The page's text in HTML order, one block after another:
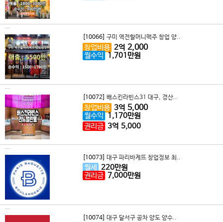
[10066] 구미 역전할머니맥주 창업 양..
창업비용 2억 2,000
월수익 1,701 만원
[10072] 배스킨라빈스31 대구, 경산..
창업비용 3억 5,000
월수익 1,170만원
권리금 3억 5,000
[10073] 대구 파리바게뜨 창업정보 최..
월세 220만원
권리금 7,000만원
[10074] 대구 달서구 공차 양도 양수..